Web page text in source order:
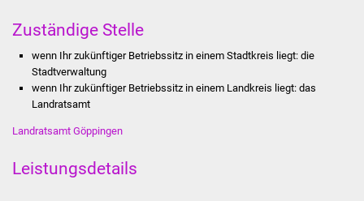
Zuständige Stelle
wenn Ihr zukünftiger Betriebssitz in einem Stadtkreis liegt: die
Stadtverwaltung
wenn Ihr zukünftiger Betriebssitz in einem Landkreis liegt: das
Landratsamt
Landratsamt Göppingen
Leistungsdetails